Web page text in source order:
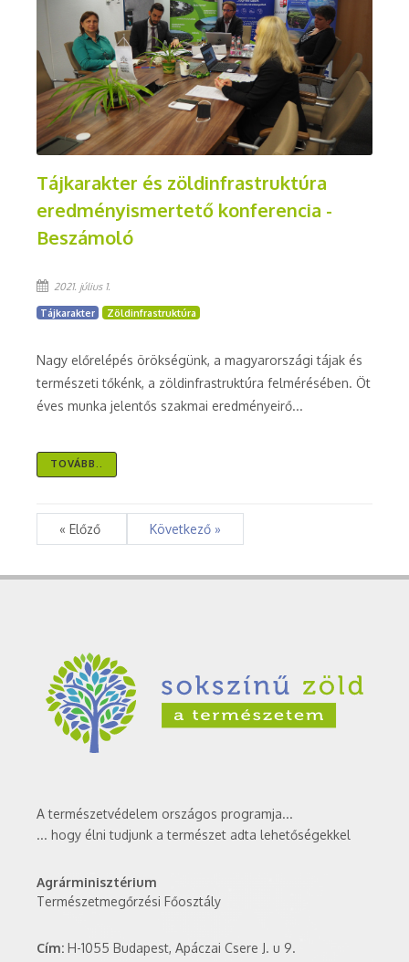
Tájkarakter és zöldinfrastruktúra
eredményismertető konferencia -
Beszámoló
2021. július 1.
Tájkarakter Zöldinfrastruktúra
Nagy előrelépés örökségünk, a magyarországi tájak és
természeti tőkénk, a zöldinfrastruktúra felmérésében. Öt
éves munka jelentős szakmai eredményeirő...
TOVÁBB..
« Előző Következő »
A természetvédelem országos programja...
... hogy élni tudjunk a természet adta lehetőségekkel
Agrárminisztérium
Természetmegőrzési Főosztály
Cím: H-1055 Budapest, Apáczai Csere J. u 9.